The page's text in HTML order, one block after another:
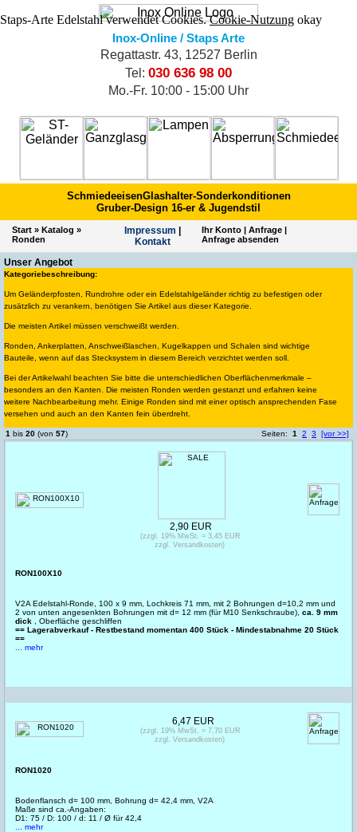
Staps-Arte Edelstahl verwendet Cookies.Cookie-Nutzung okay
Inox-Online / Staps Arte
Regattastr. 43, 12527 Berlin
Tel: 030 636 98 00
Mo.-Fr. 10:00 - 15:00 Uhr
SchmiedeeisenGlashalter-Sonderkonditionen
Gruber-Design 16-er & Jugendstil
Start » Katalog »
Ronden
Impres­sum
Kontakt
Ihr Konto |Anfrage |
Anfrage absenden
Unser Angebot
Kategoriebeschreibung:
Um Geländerpfosten, Rundrohre oder ein Edelstahlgeländer richtig zu befestigen oder
zusätzlich zu verankern, benötigen Sie Artikel aus dieser Kategorie.
Die meisten Artikel müssen verschweißt werden.
Ronden, Ankerplatten, Anschweißlaschen, Kugelkappen und Schalen sind wichtige
Bauteile, wenn auf das Stecksystem in diesem Bereich verzichtet werden soll.
Bei der Artikelwahl beachten Sie bitte die unterschiedlichen Oberflächenmerkmale –
besonders an den Kanten. Die meisten Ronden werden gestanzt und erfahren keine
weitere Nachbearbeitung mehr. Einige Ronden sind mit einer optisch ansprechenden Fase
versehen und auch an den Kanten fein überdreht.
1 bis 20 (von 57) Seiten: 1 2 3 [vor >>]
RON100X10
V2A Edelstahl-Ronde, 100 x 9 mm, Lochkreis 71 mm, mit 2 Bohrungen d=10,2 mm und
2 von unten angesenkten Bohrungen mit d= 12 mm (für M10 Senkschraube), ca. 9 mm
dick
, Oberfläche geschliffen
== Lagerabverkauf - Restbestand momentan 400 Stück - Mindestabnahme 20 Stück
==
... mehr
2,90 EUR
(zzgl. 19% MwSt. = 3,45 EUR
zzgl. Versandkosten)
RON1020
Bodenflansch d= 100 mm, Bohrung d= 42,4 mm, V2A
Maße sind ca.-Angaben:
D1: 75 / D: 100 / d: 11 / Ø für 42,4
... mehr
6,47 EUR
(zzgl. 19% MwSt. = 7,70 EUR
zzgl. Versandkosten)